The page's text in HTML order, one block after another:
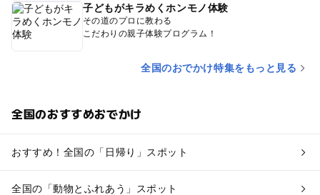
子どもがキラめくホンモノ体験
その道のプロに教わる
こだわりの親子体験プログラム！
全国のおでかけ特集をもっと見る
全国のおすすめおでかけ
おすすめ！全国の「日帰り」スポット
全国の「動物とふれあう」スポット